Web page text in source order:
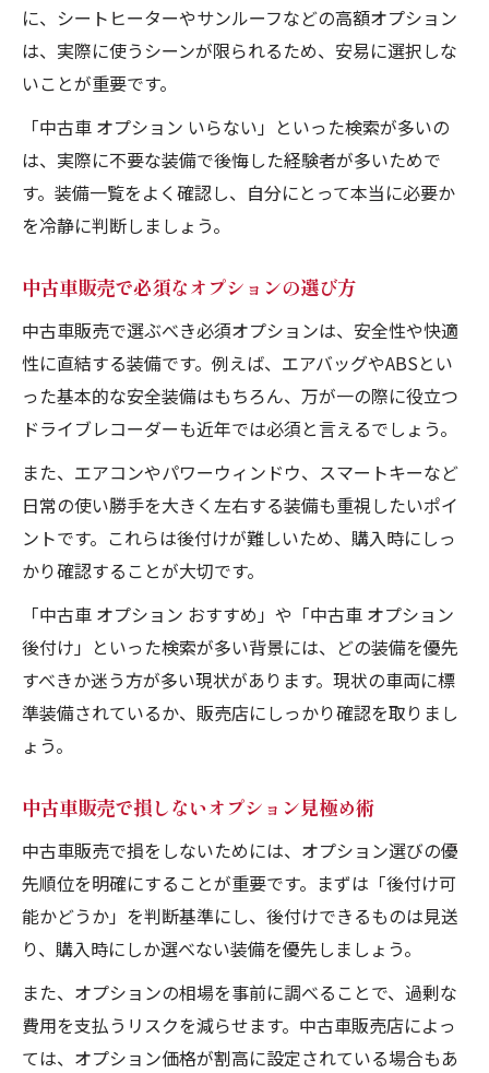
に、シートヒーターやサンルーフなどの高額オプション
は、実際に使うシーンが限られるため、安易に選択しな
いことが重要です。
「中古車 オプション いらない」といった検索が多いの
は、実際に不要な装備で後悔した経験者が多いためで
す。装備一覧をよく確認し、自分にとって本当に必要か
を冷静に判断しましょう。
中古車販売で必須なオプションの選び方
中古車販売で選ぶべき必須オプションは、安全性や快適
性に直結する装備です。例えば、エアバッグやABSとい
った基本的な安全装備はもちろん、万が一の際に役立つ
ドライブレコーダーも近年では必須と言えるでしょう。
また、エアコンやパワーウィンドウ、スマートキーなど
日常の使い勝手を大きく左右する装備も重視したいポイ
ントです。これらは後付けが難しいため、購入時にしっ
かり確認することが大切です。
「中古車 オプション おすすめ」や「中古車 オプション
後付け」といった検索が多い背景には、どの装備を優先
すべきか迷う方が多い現状があります。現状の車両に標
準装備されているか、販売店にしっかり確認を取りまし
ょう。
中古車販売で損しないオプション見極め術
中古車販売で損をしないためには、オプション選びの優
先順位を明確にすることが重要です。まずは「後付け可
能かどうか」を判断基準にし、後付けできるものは見送
り、購入時にしか選べない装備を優先しましょう。
また、オプションの相場を事前に調べることで、過剰な
費用を支払うリスクを減らせます。中古車販売店によっ
ては、オプション価格が割高に設定されている場合もあ